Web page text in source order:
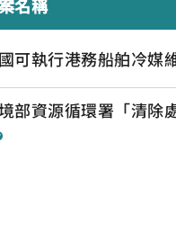
名稱
可執行港務船舶冷媒
部資源循環署「清除